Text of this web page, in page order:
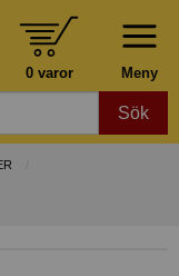
Meny
0 varor
Sök